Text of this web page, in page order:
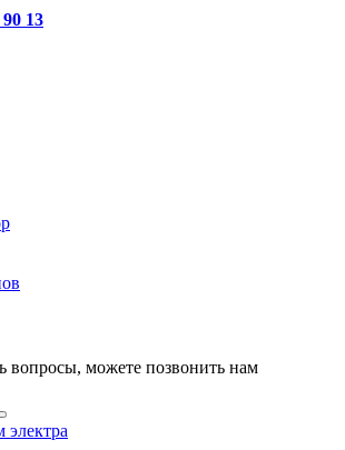
13
вопросы, можете позвонить нам
электра